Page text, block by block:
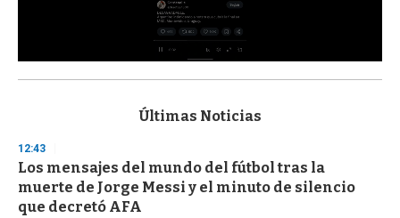
s
d
s
o
f
3
Últimas Noticias
12:43
Los mensajes del mundo del fútbol tras la
muerte de Jorge Messi y el minuto de silencio
que decretó AFA